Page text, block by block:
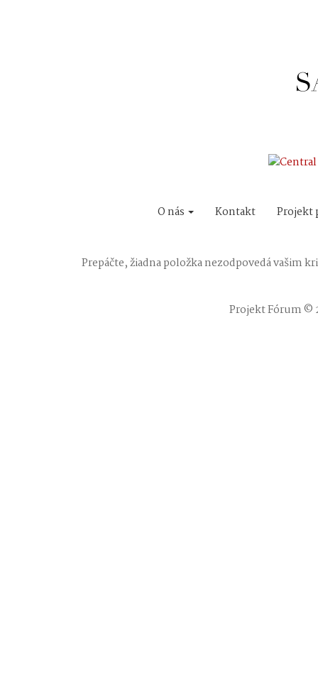
O nás Kontakt Projekt
Prepáčte, žiadna položka nezodpovedá vašim
Projekt Fórum ©